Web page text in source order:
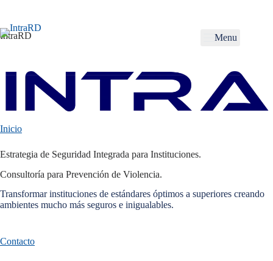
content
Menu
IntraRD
Inicio
Estrategia de Seguridad Integrada para Instituciones.
Consultoría para Prevención de Violencia.
Transformar instituciones de estándares óptimos a superiores creando
ambientes mucho más seguros e inigualables.
Contacto